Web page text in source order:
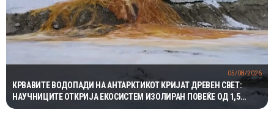
КРВАВИТЕ ВОДОПАДИ НА АНТАРКТИКОТ КРИЈАТ ДРЕВЕН СВЕТ:
НАУЧНИЦИТЕ ОТКРИЈА ЕКОСИСТЕМ ИЗОЛИРАН ПОВЕЌЕ ОД 1,5
МИЛИОНИ ГОДИНИ
05/08/2026